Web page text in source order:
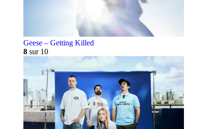
Geese – Getting Killed
8 sur 10